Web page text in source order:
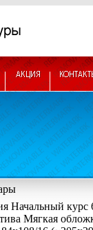
Начальный курс
Мягкая